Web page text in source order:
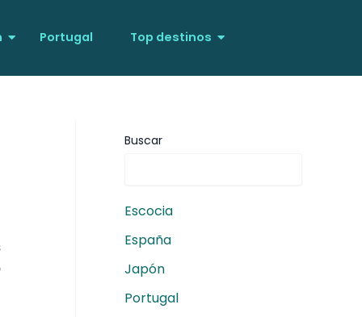
Portugal Top destinos
Buscar
Escocia
España
Japón
Portugal